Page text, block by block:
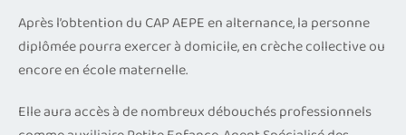
Après l’obtention du CAP AEPE en alternance, la personne
diplômée pourra exercer à domicile, en crèche collective ou
encore en école maternelle.
Elle aura accès à de nombreux débouchés professionnels